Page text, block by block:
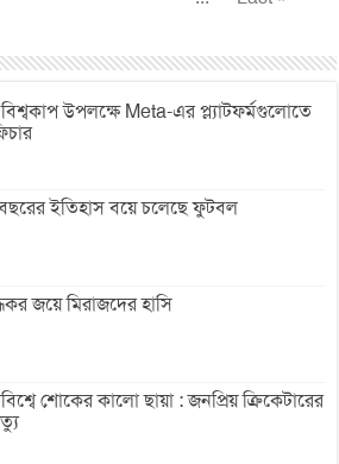
উপলক্ষে Meta-এর প্ল্যাটফর্মগুলোতে
ইতিহাস বয়ে চলেছে ফুটবল
জয়ে মিরাজদের হাসি
শোকের কালো ছায়া : জনপ্রিয় ক্রিকেটারের